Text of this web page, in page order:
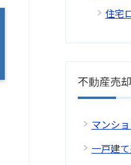
住宅
不動産売
マンシ
一戸建